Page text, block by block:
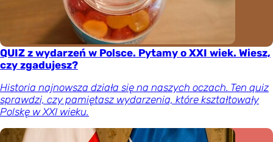
QUIZ z wydarzeń w Polsce. Pytamy o XXI wiek. Wiesz,
czy zgadujesz?
Historia najnowsza działa się na naszych oczach. Ten quiz
sprawdzi, czy pamiętasz wydarzenia, które kształtowały
Polskę w XXI wieku.